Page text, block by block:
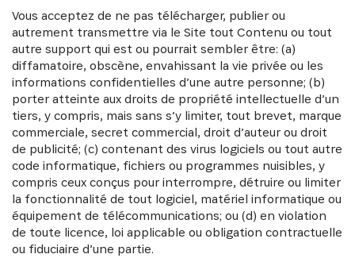
Vous acceptez de ne pas télécharger, publier ou
autrement transmettre via le Site tout Contenu ou tout
autre support qui est ou pourrait sembler être: (a)
diffamatoire, obscène, envahissant la vie privée ou les
informations confidentielles d’une autre personne; (b)
porter atteinte aux droits de propriété intellectuelle d’un
tiers, y compris, mais sans s’y limiter, tout brevet, marque
commerciale, secret commercial, droit d’auteur ou droit
de publicité; (c) contenant des virus logiciels ou tout autre
code informatique, fichiers ou programmes nuisibles, y
compris ceux conçus pour interrompre, détruire ou limiter
la fonctionnalité de tout logiciel, matériel informatique ou
équipement de télécommunications; ou (d) en violation
de toute licence, loi applicable ou obligation contractuelle
ou fiduciaire d’une partie.